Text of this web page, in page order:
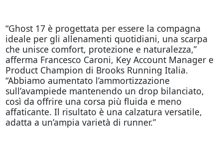
“Ghost 17 è progettata per essere la compagna
ideale per gli allenamenti quotidiani, una scarpa
che unisce comfort, protezione e naturalezza,”
afferma Francesco Caroni, Key Account Manager e
Product Champion di Brooks Running Italia.
“Abbiamo aumentato l’ammortizzazione
sull’avampiede mantenendo un drop bilanciato,
così da offrire una corsa più fluida e meno
affaticante. Il risultato è una calzatura versatile,
adatta a un’ampia varietà di runner.”